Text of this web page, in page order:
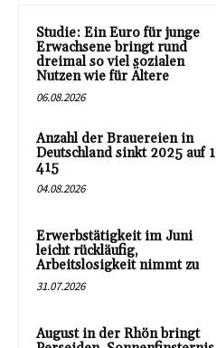
Studie: Ein Euro für junge
Erwachsene bringt rund
dreimal so viel sozialen
Nutzen wie für Ältere
06.08.2026
Anzahl der Brauereien in
Deutschland sinkt 2025 auf 1
415
04.08.2026
Erwerbstätigkeit im Juni
leicht rückläufig,
Arbeitslosigkeit nimmt zu
31.07.2026
August in der Rhön bringt